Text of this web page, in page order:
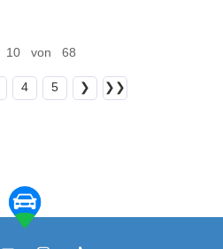
von 68
4 5 ❯ ❯❯